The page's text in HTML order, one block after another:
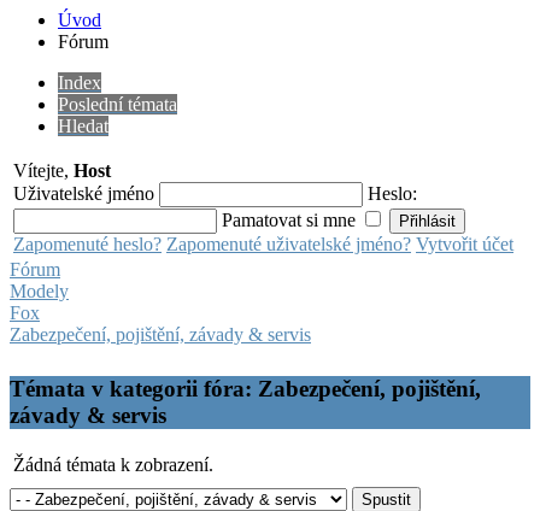
Úvod
Fórum
Index
Poslední témata
Hledat
Vítejte, Host
Uživatelské jméno
Heslo:
Pamatovat si mne
Zapomenuté heslo? Zapomenuté uživatelské jméno? Vytvořit účet
Fórum
Modely
Fox
Zabezpečení, pojištění, závady & servis
Témata v kategorii fóra: Zabezpečení, pojištění,
závady & servis
Žádná témata k zobrazení.